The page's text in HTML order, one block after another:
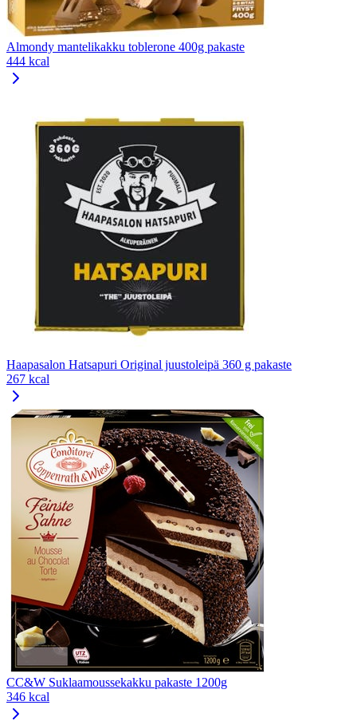
Almondy mantelikakku toblerone 400g pakaste
444 kcal
Haapasalon Hatsapuri Original juustoleipä 360 g pakaste
267 kcal
CC&W Suklaamoussekakku pakaste 1200g
346 kcal